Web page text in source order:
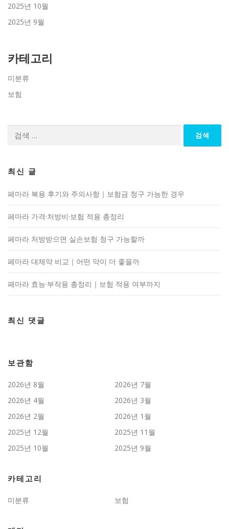
2025년 10월
2025년 9월
카테고리
미분류
보험
최신 글
페마라 복용 후기와 주의사항｜보험금 청구 가능한 경우
페마라 가격·처방비·보험 적용 총정리
페마라 처방받으면 실손보험 청구 가능할까
페마라 대체약 비교｜어떤 약이 더 좋을까
페마라 효능·부작용 총정리｜보험 적용 여부까지
최신 댓글
보관함
2026년 8월
2026년 7월
2026년 4월
2026년 3월
2026년 2월
2026년 1월
2025년 12월
2025년 11월
2025년 10월
2025년 9월
카테고리
미분류 보험